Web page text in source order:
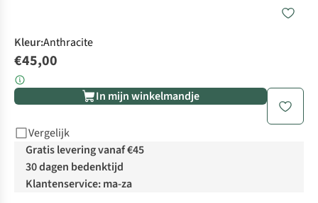
Kleur:Anthracite
€45,00
In mijn winkelmandje
Vergelijk
Gratis levering vanaf €45
30 dagen bedenktijd
Klantenservice: ma-za